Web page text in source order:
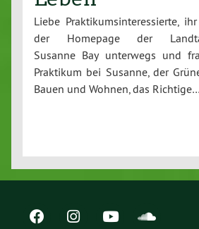
Liebe Praktikumsinteressierte,
der Homepage der
Susanne Bay unterwegs und
Praktikum bei Susanne, der
Bauen und Wohnen, das Richtige…